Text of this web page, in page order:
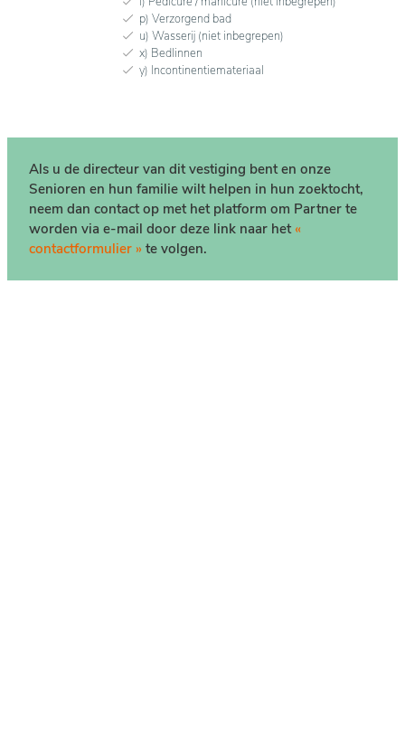
p) Verzorgend bad
u) Wasserij (niet inbegrepen)
x) Bedlinnen
y) Incontinentiemateriaal
Als u de directeur van dit vestiging bent en onze
Senioren en hun familie wilt helpen in hun zoektocht,
neem dan contact op met het platform om Partner te
worden via e-mail door deze link naar het «
contactformulier » te volgen.